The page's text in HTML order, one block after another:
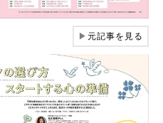
▶元記事を見る